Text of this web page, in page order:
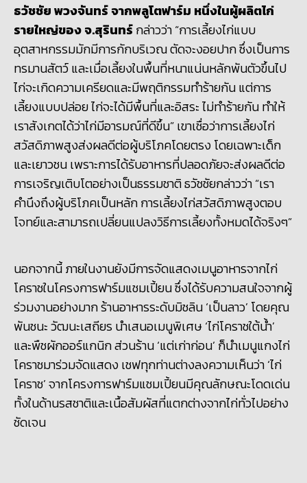
ธวัชชัย พวงจันทร์ จากพลูโตฟาร์ม หนึ่งในผู้ผลิตไก่
รายใหญ่ของ จ.สุรินทร์กล่าวว่า “การเลี้ยงไก่แบบ
อุตสาหกรรมมักมีการกักบริเวณ ตัดจะงอยปาก ซึ่งเป็นการ
ทรมานสัตว์ และเมื่อเลี้ยงในพื้นที่หนาแน่นหลักพันตัวขึ้นไป
ไก่จะเกิดความเครียดและมีพฤติกรรมทำร้ายกัน แต่การ
เลี้ยงแบบปล่อย ไก่จะได้มีพื้นที่และอิสระ ไม่ทำร้ายกัน ทำให้
เราสังเกตได้ว่าไก่มีอารมณ์ที่ดีขึ้น” เขาเชื่อว่าการเลี้ยงไก่
สวัสดิภาพสูงส่งผลดีต่อผู้บริโภคโดยตรง โดยเฉพาะเด็ก
และเยาวชน เพราะการได้รับอาหารที่ปลอดภัยจะส่งผลดีต่อ
การเจริญเติบโตอย่างเป็นธรรมชาติ ธวัชชัยกล่าวว่า “เรา
คำนึงถึงผู้บริโภคเป็นหลัก การเลี้ยงไก่สวัสดิภาพสูงตอบ
โจทย์และสามารถเปลี่ยนแปลงวิธีการเลี้ยงทั้งหมดได้จริงๆ”
นอกจากนี้ ภายในงานยังมีการจัดแสดงเมนูอาหารจากไก่
โคราชในโครงการฟาร์มแชมเปี้ยน ซึ่งได้รับความสนใจจากผู้
ร่วมงานอย่างมาก ร้านอาหารระดับมิชลิน ‘เป็นลาว’ โดยคุณ
พันชนะ วัฒนะเสถียร นำเสนอเมนูพิเศษ ‘ไก่โคราชใต้น้ำ’
และพืชผักออร์แกนิก ส่วนร้าน ‘แต่เก่าก่อน’ ก็นำเมนูแกงไก่
โคราชมาร่วมจัดแสดง เชฟทุกท่านต่างลงความเห็นว่า ‘ไก่
โคราช’ จากโครงการฟาร์มแชมเปี้ยนมีคุณลักษณะโดดเด่น
ทั้งในด้านรสชาติและเนื้อสัมผัสที่แตกต่างจากไก่ทั่วไปอย่าง
ชัดเจน